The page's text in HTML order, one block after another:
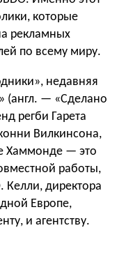
которые
рекламных
по всему миру.
недавняя
(англ. — «Сделано
регби Гарета
Вилкинсона,
Хаммонде — это
работы,
Келли, директора
Европе,
и агентству.